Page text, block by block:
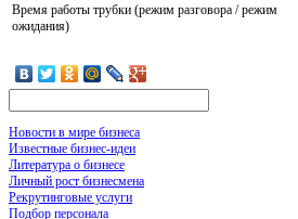
Время работы трубки (режим разговора / режим
ожидания)
Новости в мире бизнеса
Известные бизнес-идеи
Литература о бизнесе
Личный рост бизнесмена
Рекрутинговые услуги
Подбор персонала